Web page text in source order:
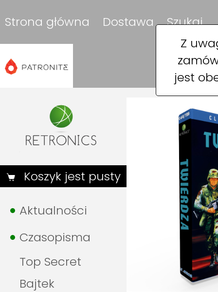
Z
jest
Strona główna Dostawa Szukaj
Koszyk jest pusty
Aktualności
Czasopisma
Top Secret
Bajtek